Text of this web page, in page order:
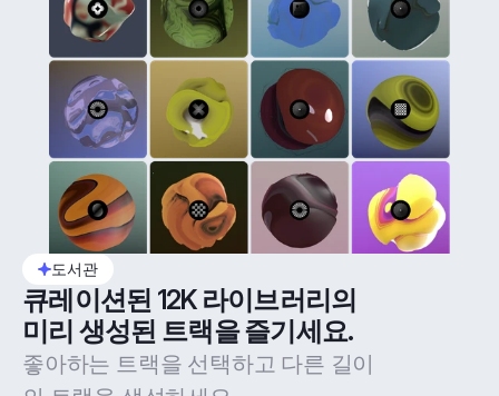
도서관
큐레이션된 12K 라이브러리의
미리 생성된 트랙을 즐기세요.
좋아하는 트랙을 선택하고 다른 길이